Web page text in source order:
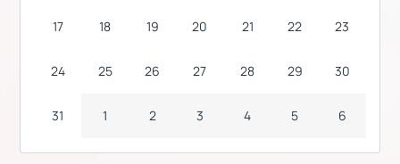
17 18 19 20 21 22 23
24 25 26 27 28 29 30
31 1 2 3 4 5 6